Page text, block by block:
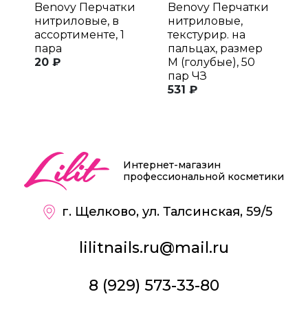
Benovy Перчатки
нитриловые, в
ассортименте, 1
пара
20 ₽
Benovy Перчатки
нитриловые,
текстурир. на
пальцах, размер
M (голубые), 50
пар ЧЗ
531 ₽
Интернет-магазин
профессиональной косметики
г. Щелково, ул. Талсинская, 59/5
lilitnails.ru@mail.ru
8 (929) 573-33-80